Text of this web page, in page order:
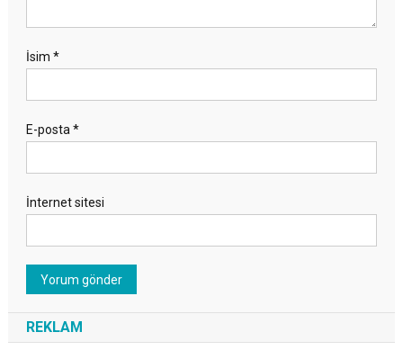
İsim *
E-posta *
İnternet sitesi
REKLAM